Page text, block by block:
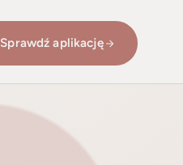
Sprawdź aplikację